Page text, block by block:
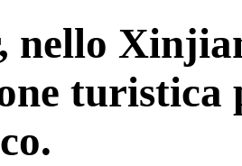
nello
turistica